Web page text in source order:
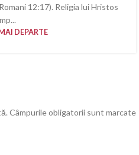
12:17). Religia lui Hristos
DEPARTE
Câmpurile obligatorii sunt marcate